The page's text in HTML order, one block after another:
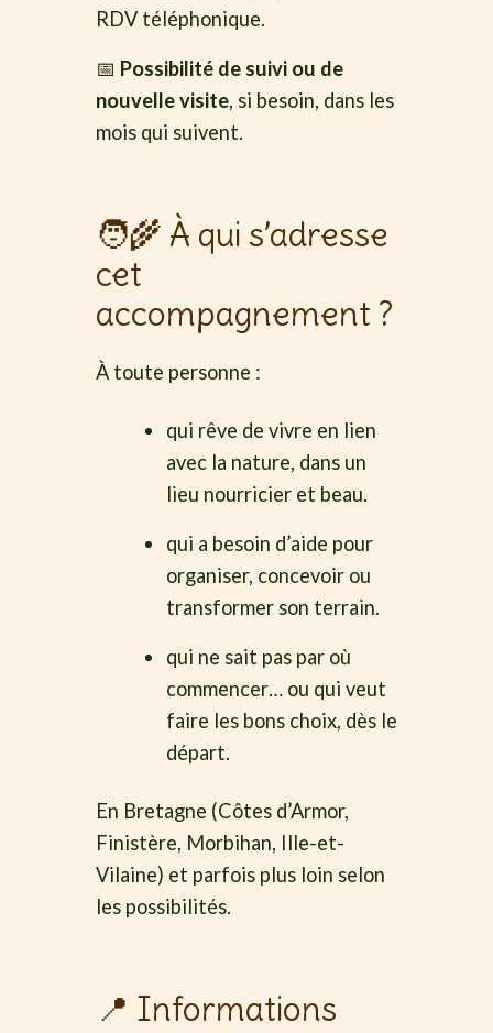
RDV téléphonique.
📅 Possibilité de suivi ou de
nouvelle visite, si besoin, dans les
mois qui suivent.
🧑‍🌾 À qui s’adresse
cet
accompagnement ?
À toute personne :
qui rêve de vivre en lien
avec la nature, dans un
lieu nourricier et beau.
qui a besoin d’aide pour
organiser, concevoir ou
transformer son terrain.
qui ne sait pas par où
commencer… ou qui veut
faire les bons choix, dès le
départ.
En Bretagne (Côtes d’Armor,
Finistère, Morbihan, Ille-et-
Vilaine) et parfois plus loin selon
les possibilités.
📍 Informations